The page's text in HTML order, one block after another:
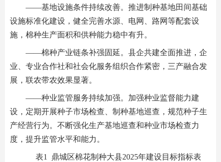
——基地设施条件持续改善。推进制种基地田间基础
设施标准化建设，健全完善水源、电网、路网等配套设
施，棉种生产面积和供种能力稳中有升。
——棉种产业链条补强固延。县企共建全面推进，企
业、专业合作社和社会化服务组织合作紧密，三产融合发
展，联农带农效果显著。
——种业监管服务持续加强。加强种业监督能力建
设，定期开展种子市场检查、制种基地巡查，规范种子生
产经营行为。不断强化生产基地巡查和种业市场检查力
度，提升监管水平和能力。
表1 鼎城区棉花制种大县2025年建设目标指标表